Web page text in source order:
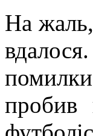
На
пробив